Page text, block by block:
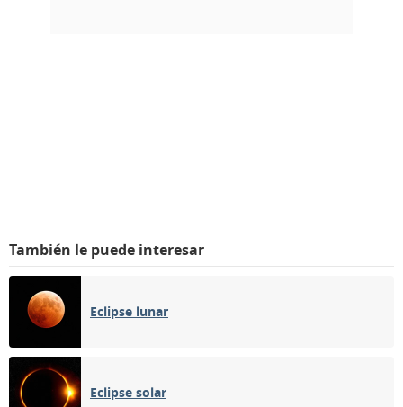
También le puede interesar
Eclipse lunar
Eclipse solar